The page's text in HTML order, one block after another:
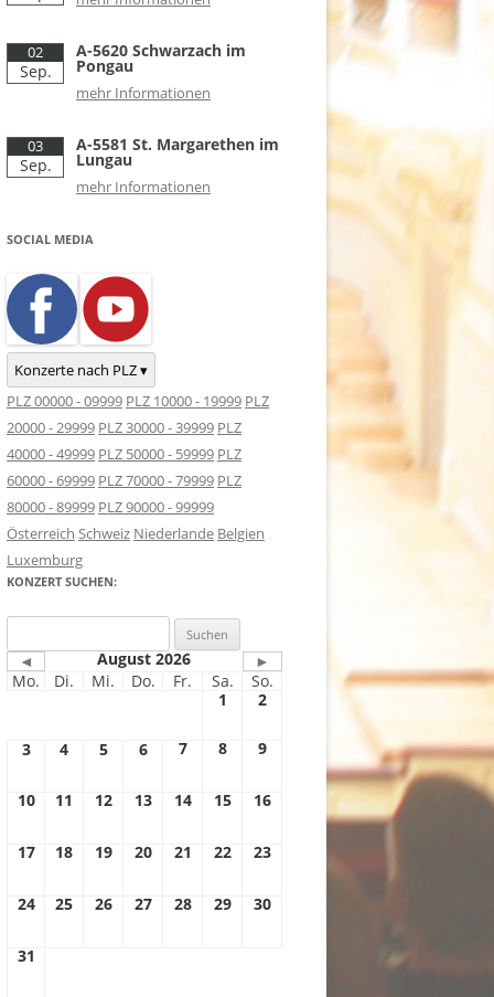
02
Sep.
A-5620 Schwarzach im
Pongau
mehr Informationen
03
Sep.
A-5581 St. Margarethen im
Lungau
mehr Informationen
SOCIAL MEDIA
Konzerte nach PLZ ▾
PLZ 00000 - 09999 PLZ 10000 - 19999 PLZ
20000 - 29999 PLZ 30000 - 39999 PLZ
40000 - 49999 PLZ 50000 - 59999 PLZ
60000 - 69999 PLZ 70000 - 79999 PLZ
80000 - 89999 PLZ 90000 - 99999
Österreich Schweiz Niederlande Belgien
Luxemburg
KONZERT SUCHEN:
nach:
◄ August 2026
►
Mo.
Di. Mi. Do. Fr. Sa.
So.
1
2
3 4 5 6 7 8 9
10 11 12 13 14 15 16
17 18 19 20 21 22 23
24 25 26 27 28 29 30
31